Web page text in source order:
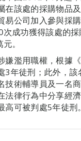
在該處的採購物品
易公司加入參與採
成功獲得該處的
。
嫌濫用職權，根據
3年徒刑；此外，該
技術輔導員及一名
法律行為中分享經
可被判處5年徒刑。